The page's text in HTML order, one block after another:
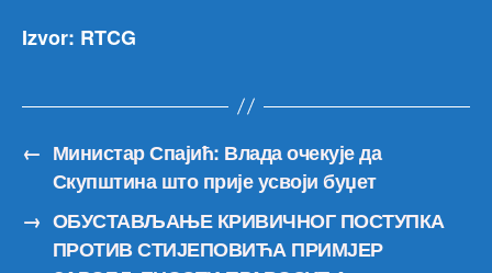
Izvor: RTCG
← Министар Спајић: Влада очекује да
Скупштина што прије усвоји буџет
→ ОБУСТАВЉАЊЕ КРИВИЧНОГ ПОСТУПКА
ПРОТИВ СТИЈЕПОВИЋА ПРИМЈЕР